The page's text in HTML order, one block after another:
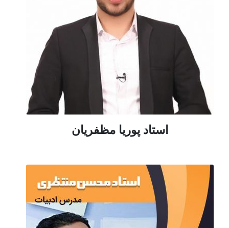
استاد پوریا مظفریان